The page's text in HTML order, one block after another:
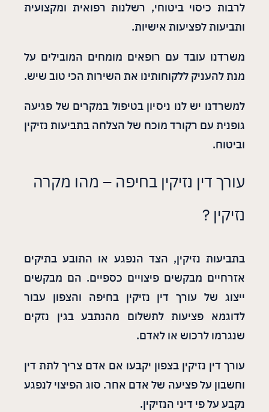
לרבות כיסוי ביטוחי, רשלנות רפואית ומקצועית
ותביעות לפציעות אישיות.
משרדנו עובד עם רופאים מומחים המובילים על
מנת להעניק ללקוחותינו את השירות הכי טוב שיש.
למשרדנו יש לנו ניסיון בטיפול במקרים של פגיעה
גופנית עם רקורד מוכח של הצלחה בתביעות נזיקין
וביטוח.
עורך דין נזיקין בחיפה – מהו מקרה
נזיקין ?
בתביעות נזיקין, הצד הנפגע או התובע בתיקים
אזרחיים מבקשים פיצויים כספיים. הם מבקשים
ייצוג של עורך דין נזיקין בחיפה והצפון עבור
לדוגמא פציעות לתשלום מהנתבע בגין נזקים
שנגרמו לרכוש או לאדם.
עורך דין נזיקין בצפון יקבעו אם אדם צריך לתת דין
וחשבון על פציעה של אדם אחר. סוג הפיצוי לנפגע
נקבע על פי דיני הנזיקין.